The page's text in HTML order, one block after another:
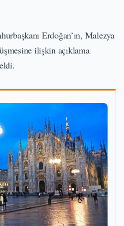
Erdoğan’ın, Malezya
ilişkin açıklama